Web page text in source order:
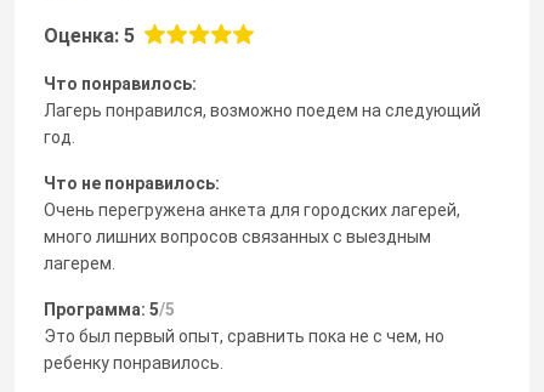
Оценка: 5
Что понравилось:
Лагерь понравился, возможно поедем на следующий
год.
Что не понравилось:
Очень перегружена анкета для городских лагерей,
много лишних вопросов связанных с выездным
лагерем.
Программа: 5/5
Это был первый опыт, сравнить пока не с чем, но
ребенку понравилось.